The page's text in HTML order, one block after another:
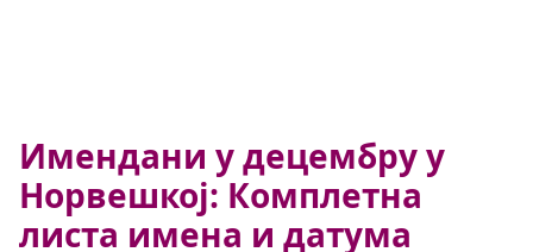
Имендани у децембру у
Норвешкој: Комплетна
листа имена и датума